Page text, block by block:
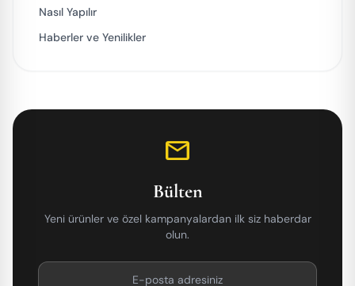
Nasıl Yapılır
Haberler ve Yenilikler
mail
Bülten
Yeni ürünler ve özel kampanyalardan ilk siz haberdar
olun.